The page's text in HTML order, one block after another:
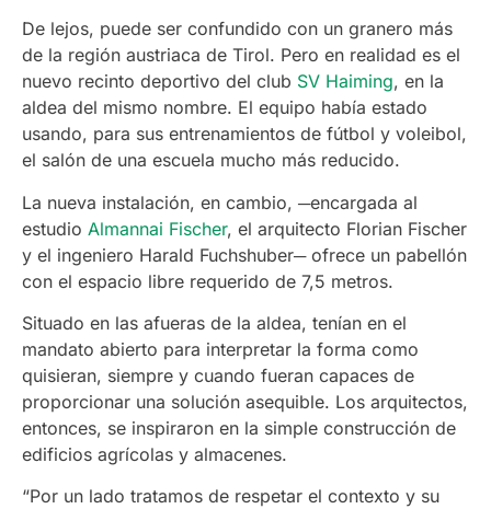
De lejos, puede ser confundido con un granero más
de la región austriaca de Tirol. Pero en realidad es el
nuevo recinto deportivo del club SV Haiming, en la
aldea del mismo nombre. El equipo había estado
usando, para sus entrenamientos de fútbol y voleibol,
el salón de una escuela mucho más reducido.
La nueva instalación, en cambio, ─encargada al
estudio Almannai Fischer, el arquitecto Florian Fischer
y el ingeniero Harald Fuchshuber─ ofrece un pabellón
con el espacio libre requerido de 7,5 metros.
Situado en las afueras de la aldea, tenían en el
mandato abierto para interpretar la forma como
quisieran, siempre y cuando fueran capaces de
proporcionar una solución asequible. Los arquitectos,
entonces, se inspiraron en la simple construcción de
edificios agrícolas y almacenes.
“Por un lado tratamos de respetar el contexto y su